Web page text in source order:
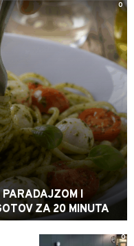
0
PARADAJZOM I
ZA 20 MINUTA
0